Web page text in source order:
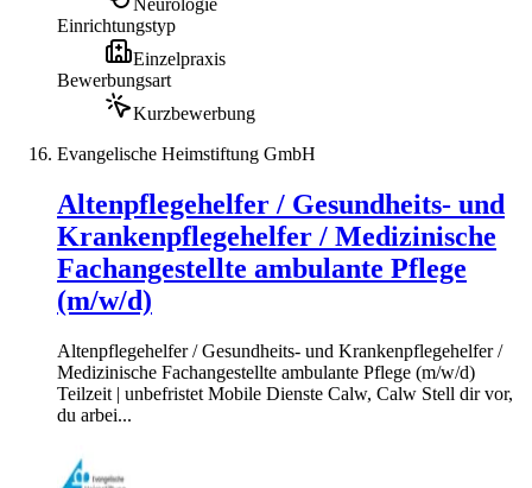
Neurologie
Einrichtungstyp
Einzelpraxis
Bewerbungsart
Kurzbewerbung
Evangelische Heimstiftung GmbH
Altenpflegehelfer / Gesundheits- und
Krankenpflegehelfer / Medizinische
Fachangestellte ambulante Pflege
(m/w/d)
Altenpflegehelfer / Gesundheits- und Krankenpflegehelfer /
Medizinische Fachangestellte ambulante Pflege (m/w/d)
Teilzeit | unbefristet Mobile Dienste Calw, Calw Stell dir vor,
du arbei...